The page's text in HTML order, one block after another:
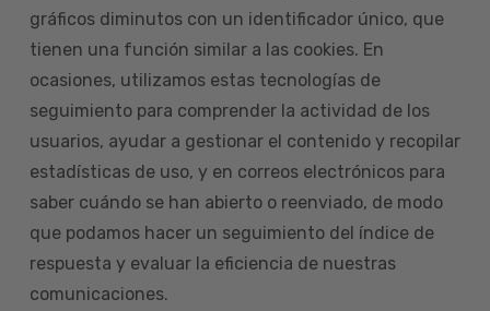
gráficos diminutos con un identificador único, que
tienen una función similar a las cookies. En
ocasiones, utilizamos estas tecnologías de
seguimiento para comprender la actividad de los
usuarios, ayudar a gestionar el contenido y recopilar
estadísticas de uso, y en correos electrónicos para
saber cuándo se han abierto o reenviado, de modo
que podamos hacer un seguimiento del índice de
respuesta y evaluar la eficiencia de nuestras
comunicaciones.